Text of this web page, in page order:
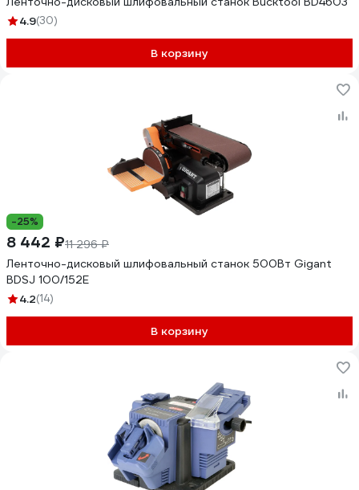
4.9(30)
В корзину
-25%
8 442 ₽11 296 ₽
Ленточно-дисковый шлифовальный станок 500Вт Gigant
BDSJ 100/152E
4.2(14)
В корзину